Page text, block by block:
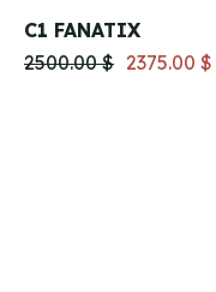
C1 FANATIX
2500.00 $ 2375.00 $